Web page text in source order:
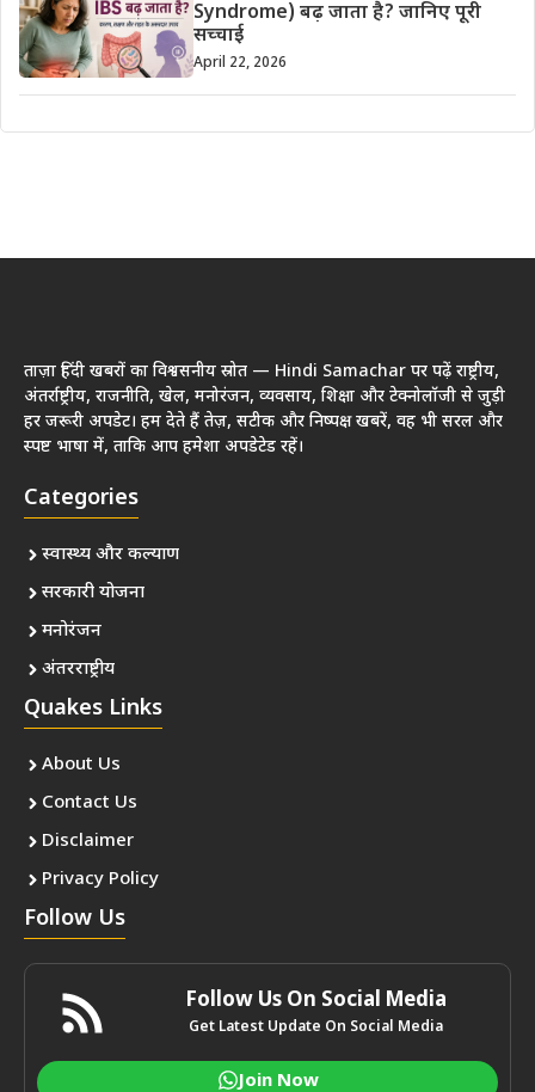
Syndrome) बढ़ जाता है? जानिए पूरी
सच्चाई
April 22, 2026
ताज़ा हिंदी खबरों का विश्वसनीय स्रोत — Hindi Samachar पर पढ़ें राष्ट्रीय,
अंतर्राष्ट्रीय, राजनीति, खेल, मनोरंजन, व्यवसाय, शिक्षा और टेक्नोलॉजी से जुड़ी
हर जरूरी अपडेट। हम देते हैं तेज़, सटीक और निष्पक्ष खबरें, वह भी सरल और
स्पष्ट भाषा में, ताकि आप हमेशा अपडेटेड रहें।
Categories
स्वास्थ्य और कल्याण
सरकारी योजना
मनोरंजन
अंतरराष्ट्रीय
Quakes Links
About Us
Contact Us
Disclaimer
Privacy Policy
Follow Us
Follow Us On Social Media
Get Latest Update On Social Media
Join Now